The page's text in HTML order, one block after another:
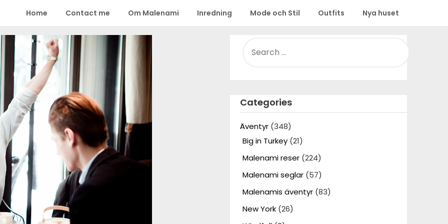
Home Contact me Om Malenami Inredning Mode och Stil Outfits Nya huset
FOR:
Categories
Äventyr(348)
Big in Turkey(21)
Malenami reser(224)
Malenami seglar(57)
Malenamis äventyr(83)
New York(26)